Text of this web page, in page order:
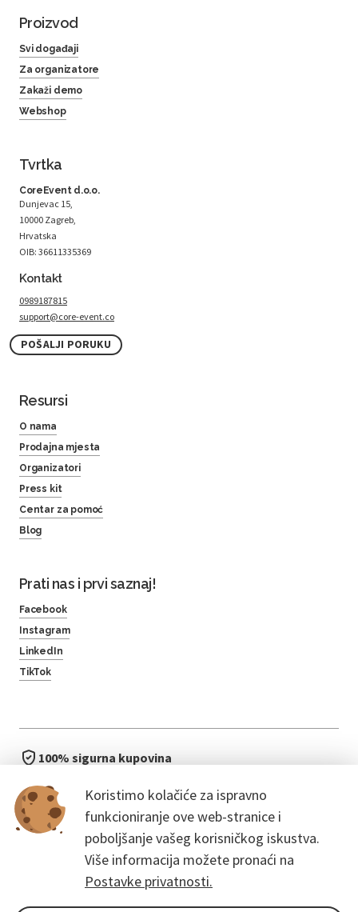
Koristimo kolačiće za ispravno
funkcioniranje ove web-stranice i
poboljšanje vašeg korisničkog iskustva.
Više informacija možete pronaći na
Postavke privatnosti.
Proizvod
Svi događaji
Za organizatore
Zakaži demo
Webshop
Tvrtka
CoreEvent d.o.o.
Dunjevac 15,
10000 Zagreb,
Hrvatska
OIB: 36611335369
Kontakt
0989187815
support@core-event.co
POŠALJI PORUKU
Resursi
O nama
Prodajna mjesta
Organizatori
Press kit
Centar za pomoć
Blog
Prati nas i prvi saznaj!
Facebook
Instagram
LinkedIn
TikTok
100% sigurna kupovina
bez čekanja u redu